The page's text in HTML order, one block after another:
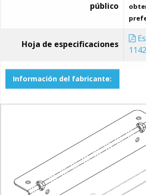
público
Hoja de especificaciones
Información del fabricante: